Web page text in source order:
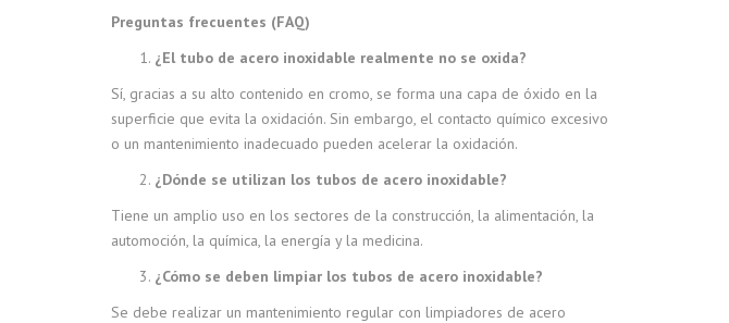
Preguntas frecuentes (FAQ)
¿El tubo de acero inoxidable realmente no se oxida?
Sí, gracias a su alto contenido en cromo, se forma una capa de óxido en la
superficie que evita la oxidación. Sin embargo, el contacto químico excesivo
o un mantenimiento inadecuado pueden acelerar la oxidación.
¿Dónde se utilizan los tubos de acero inoxidable?
Tiene un amplio uso en los sectores de la construcción, la alimentación, la
automoción, la química, la energía y la medicina.
¿Cómo se deben limpiar los tubos de acero inoxidable?
Se debe realizar un mantenimiento regular con limpiadores de acero